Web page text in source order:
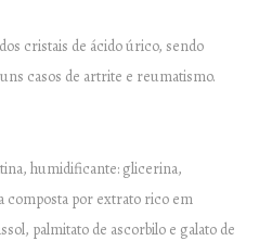
cristais de ácido úrico, sendo
casos de artrite e reumatismo.
humidificante: glicerina,
composta por extrato rico em
palmitato de ascorbilo e galato de